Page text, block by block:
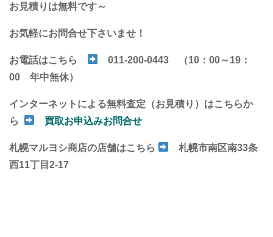
お見積りは無料です～
お気軽にお問合せ下さいませ！
お電話はこちら
011-200-0443 （10：00～19：
00 年中無休）
インターネットによる無料査定（お見積り）はこちらか
ら
買取お申込みお問合せ
札幌マルヨシ商店の店舗はこちら
札幌市南区南33条
西11丁目2-17